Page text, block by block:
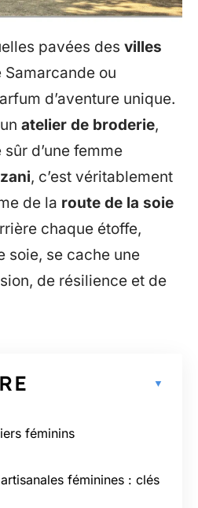
pavées des villes
Samarcande ou
d’aventure unique.
atelier de broderie,
d’une femme
, c’est véritablement
de la route de la soie
chaque étoffe,
soie, se cache une
de résilience et de
féminins
féminines : clés